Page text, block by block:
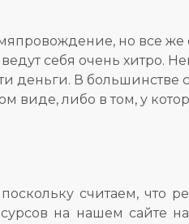
но все
себя очень хитро.
деньги. В большинстве
виде, либо в том, у
считаем, что
на нашем сайте